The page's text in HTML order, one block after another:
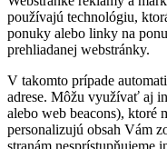
používajú technológiu,
ponuky alebo linky na
prehliadanej webstránky.
V takomto prípade
adrese. Môžu využívať aj
alebo web beacons), ktoré
personalizujú obsah Vám